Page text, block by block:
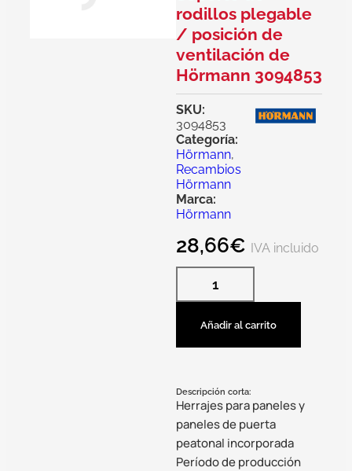
rodillos plegable
/ posición de
ventilación de
Hörmann 3094853
SKU:
3094853
Categoría:
Hörmann,
Recambios
Hörmann
Marca:
Hörmann
28,66€ IVA incluido
Añadir al carrito
Descripción corta:
Herrajes para paneles y
paneles de puerta
peatonal incorporada
Período de producción